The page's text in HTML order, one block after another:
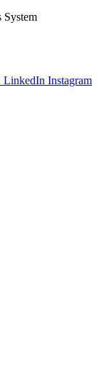
System
LinkedIn Instagram